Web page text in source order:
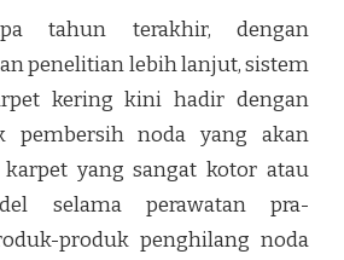
tahun terakhir, dengan
penelitian lebih lanjut, sistem
kering kini hadir dengan
pembersih noda yang akan
yang sangat kotor atau
selama perawatan pra-
produk penghilang noda